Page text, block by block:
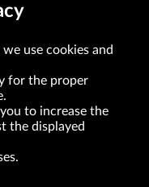
462 Kraków
000-03-61
in Kraków
number 0000047082
use cookies and
for the proper
to increase the
the displayed